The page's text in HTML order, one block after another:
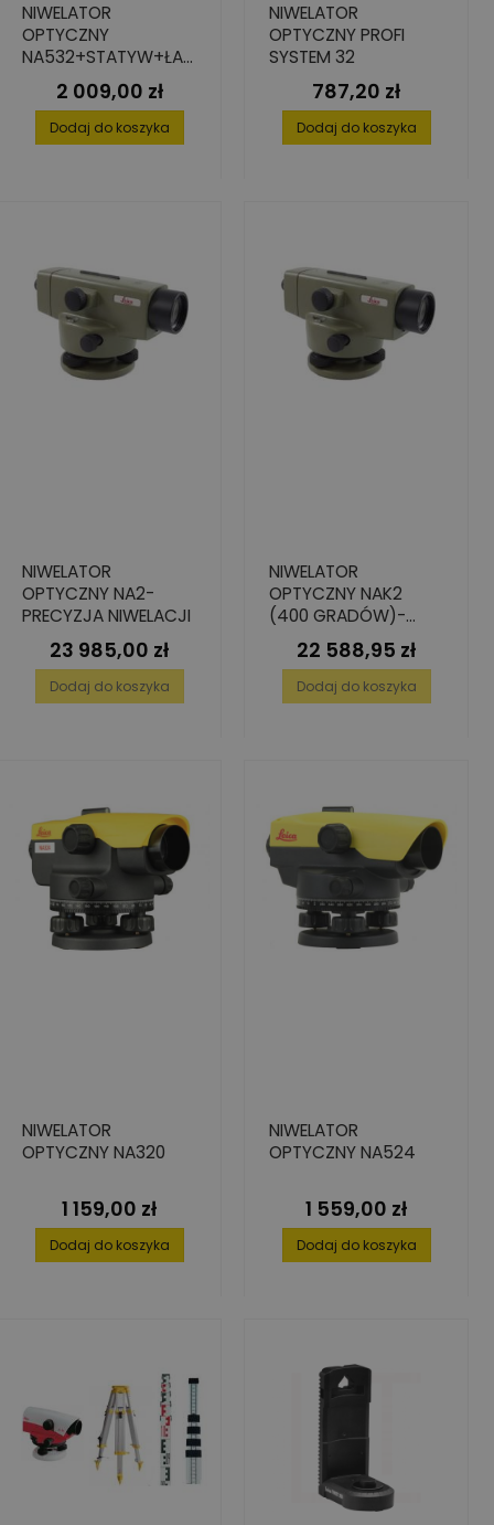
NIWELATOR
OPTYCZNY
NA532+STATYW+ŁAT
A 5MCena
2 009,00 zł
Dodaj do koszyka
NIWELATOR
OPTYCZNY PROFI
SYSTEM 32
Cena
787,20 zł
Dodaj do koszyka
NIWELATOR
OPTYCZNY NA2-
PRECYZJA NIWELACJI
Cena
23 985,00 zł
Dodaj do koszyka
NIWELATOR
OPTYCZNY NAK2
(400 GRADÓW)-
PRECYZJA NIWELACJI
Cena
22 588,95 zł
Dodaj do koszyka
NIWELATOR
OPTYCZNY NA320
Cena
1 159,00 zł
Dodaj do koszyka
NIWELATOR
OPTYCZNY NA524
Cena
1 559,00 zł
Dodaj do koszyka